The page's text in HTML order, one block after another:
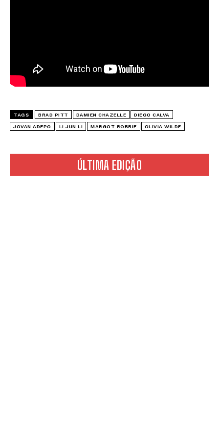
ÚLTIMA EDIÇÃO
TAGS BRAD PITT DAMIEN CHAZELLE DIEGO CALVA
JOVAN ADEPO LI JUN LI MARGOT ROBBIE OLIVIA WILDE